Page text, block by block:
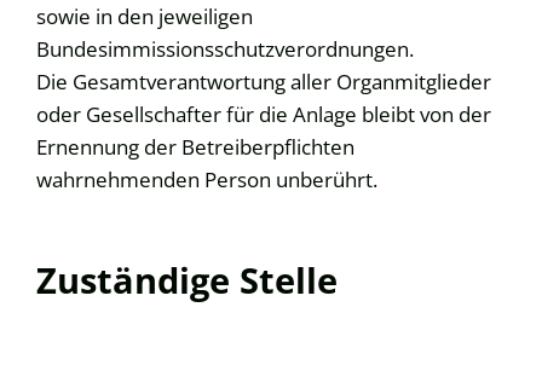
sowie in den jeweiligen
Bundesimmissionsschutzverordnungen.
Die Gesamtverantwortung aller Organmitglieder
oder Gesellschafter für die Anlage bleibt von der
Ernennung der Betreiberpflichten
wahrnehmenden Person unberührt.
Zuständige Stelle